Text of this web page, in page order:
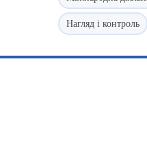
Нагляд і контроль